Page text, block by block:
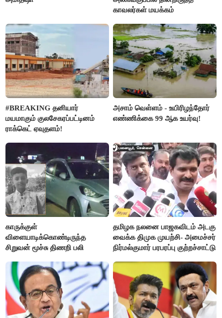
காவலர்கள் மயக்கம்
#BREAKING தனியார்
மயமாகும் குலசேகரப்பட்டினம்
ராக்கெட் ஏவுதளம்!
அசாம் வெள்ளம் - உயிரிழந்தோர்
எண்ணிக்கை 99 ஆக உயர்வு!
காருக்குள்
விளையாடிக்கொண்டிருந்த
சிறுவன் மூச்சு திணறி பலி
தமிழக நலனை பாஜகவிடம் அடகு
வைக்க திமுக முயற்சி- அமைச்சர்
நிர்மல்குமார் பரபரப்பு குற்றச்சாட்டு